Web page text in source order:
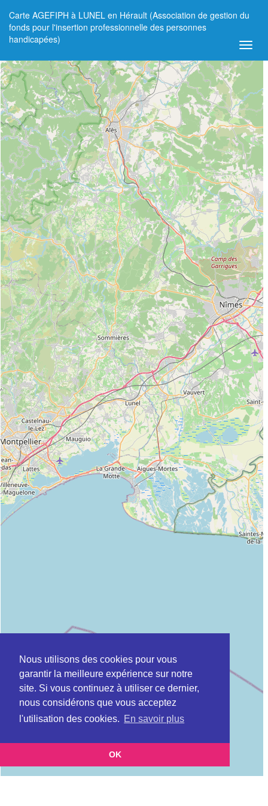
Nous utilisons des cookies pour vous
garantir la meilleure expérience sur notre
site. Si vous continuez à utiliser ce dernier,
nous considérons que vous acceptez
l'utilisation des cookies. En savoir plus
OK
Carte AGEFIPH à LUNEL en Hérault (Association de gestion du
fonds pour l'insertion professionnelle des personnes
handicapées)
+
−